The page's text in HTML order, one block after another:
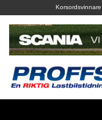
to
content
Korsordsvinnare